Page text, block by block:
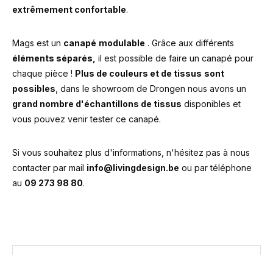
extrêmement confortable.
Mags est un canapé modulable . Grâce aux différents
éléments séparés, il est possible de faire un canapé pour
chaque pièce ! Plus de couleurs et de tissus sont
possibles , dans le showroom de Drongen nous avons un
grand nombre d'échantillons de tissus disponibles et
vous pouvez venir tester ce canapé.
Si vous souhaitez plus d'informations, n'hésitez pas à nous
contacter par mail info@livingdesign.be ou par téléphone
au 09 273 98 80.